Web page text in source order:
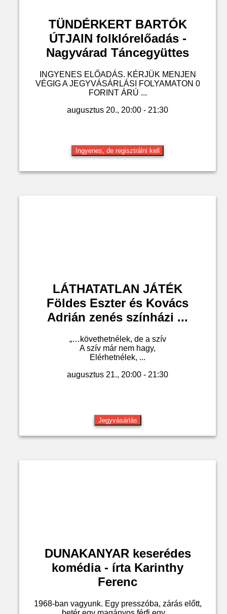
TÜNDÉRKERT BARTÓK
ÚTJAIN folklórelőadás -
Nagyvárad Táncegyüttes
INGYENES ELŐADÁS. KÉRJÜK MENJEN
VÉGIG A JEGYVÁSÁRLÁSI FOLYAMATON 0
FORINT ÁRÚ ...
augusztus 20., 20:00 - 21:30
Ingyenes, de regisztrálni kell
LÁTHATATLAN JÁTÉK
Földes Eszter és Kovács
Adrián zenés színházi ...
„…követhetnélek, de a szív
A szív már nem hagy,
Elérhetnélek, ...
augusztus 21., 20:00 - 21:30
Jegyvásárlás
DUNAKANYAR keserédes
komédia - írta Karinthy
Ferenc
1968-ban vagyunk. Egy presszóba, zárás előtt,